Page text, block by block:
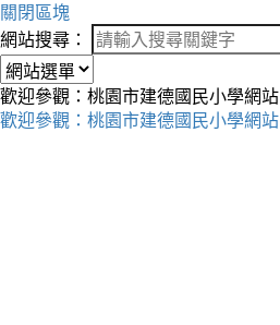
關閉區塊
網站搜尋：
歡迎參觀：桃園市建德國民小學網站
歡迎參觀：桃園市建德國民小學網站